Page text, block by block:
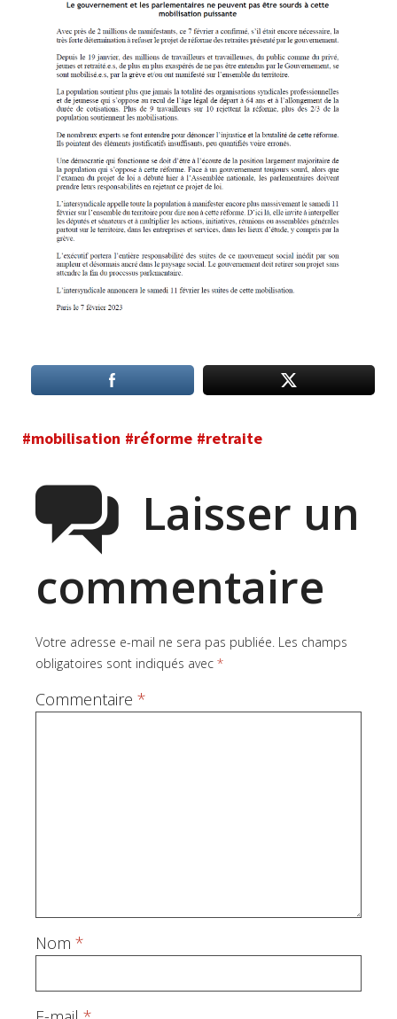
#mobilisation #réforme #retraite
Laisser un
commentaire
Votre adresse e-mail ne sera pas publiée. Les champs
obligatoires sont indiqués avec *
Commentaire *
Nom *